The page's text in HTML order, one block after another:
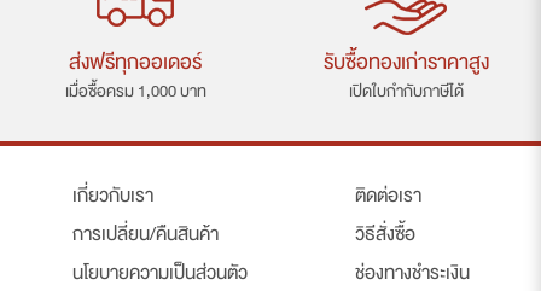
ส่งฟรีทุกออเดอร์
เมื่อซื้อครม 1,000 บาท
รับซื้อทองเก่าราคาสูง
เปิดใบกำกับภาษีได้
เกี่ยวกับเรา
การเปลี่ยน/คืนสินค้า
นโยบายความเป็นส่วนตัว
ติดต่อเรา
วิธีสั่งซื้อ
ช่องทางชำระเงิน